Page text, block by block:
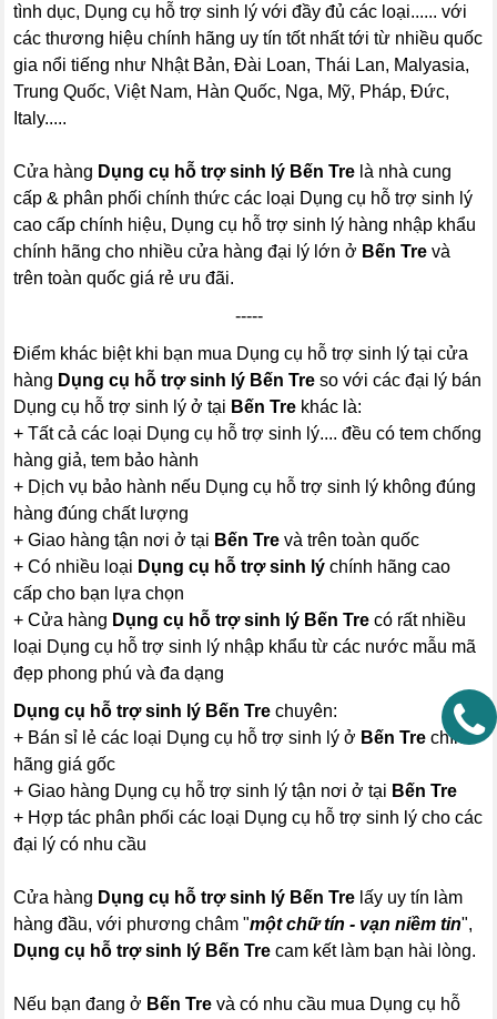
tình dục, Dụng cụ hỗ trợ sinh lý với đầy đủ các loại...... với
các thương hiệu chính hãng uy tín tốt nhất tới từ nhiều quốc
gia nổi tiếng như Nhật Bản, Đài Loan, Thái Lan, Malyasia,
Trung Quốc, Việt Nam, Hàn Quốc, Nga, Mỹ, Pháp, Đức,
Italy.....
Cửa hàng Dụng cụ hỗ trợ sinh lý Bến Tre là nhà cung
cấp & phân phối chính thức các loại Dụng cụ hỗ trợ sinh lý
cao cấp chính hiệu, Dụng cụ hỗ trợ sinh lý hàng nhập khẩu
chính hãng cho nhiều cửa hàng đại lý lớn ở Bến Tre và
trên toàn quốc giá rẻ ưu đãi.
-----
Điểm khác biệt khi bạn mua Dụng cụ hỗ trợ sinh lý tại cửa
hàng Dụng cụ hỗ trợ sinh lý Bến Tre so với các đại lý bán
Dụng cụ hỗ trợ sinh lý ở tại Bến Tre khác là:
+ Tất cả các loại Dụng cụ hỗ trợ sinh lý.... đều có tem chống
hàng giả, tem bảo hành
+ Dịch vụ bảo hành nếu Dụng cụ hỗ trợ sinh lý không đúng
hàng đúng chất lượng
+ Giao hàng tận nơi ở tại Bến Tre và trên toàn quốc
+ Có nhiều loại Dụng cụ hỗ trợ sinh lý chính hãng cao
cấp cho bạn lựa chọn
+ Cửa hàng Dụng cụ hỗ trợ sinh lý Bến Tre có rất nhiều
loại Dụng cụ hỗ trợ sinh lý nhập khẩu từ các nước mẫu mã
đẹp phong phú và đa dạng
Dụng cụ hỗ trợ sinh lý Bến Trechuyên:
+ Bán sỉ lẻ các loại Dụng cụ hỗ trợ sinh lý ở Bến Tre chính
hãng giá gốc
+ Giao hàng Dụng cụ hỗ trợ sinh lý tận nơi ở tại Bến Tre
+ Hợp tác phân phối các loại Dụng cụ hỗ trợ sinh lý cho các
đại lý có nhu cầu
Cửa hàng Dụng cụ hỗ trợ sinh lý Bến Tre lấy uy tín làm
hàng đầu, với phương châm "một chữ tín - vạn niềm tin",
Dụng cụ hỗ trợ sinh lý Bến Tre cam kết làm bạn hài lòng.
Nếu bạn đang ở Bến Tre và có nhu cầu mua Dụng cụ hỗ